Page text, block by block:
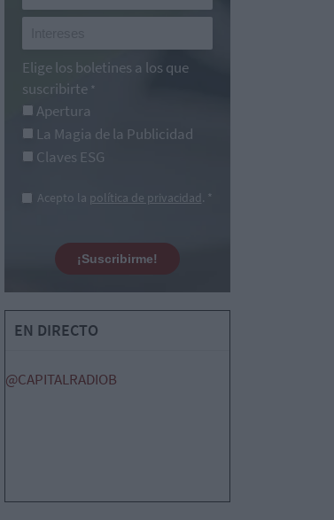
Elige los boletines a los que
suscribirte *
Apertura
La Magia de la Publicidad
Claves ESG
Acepto la política de privacidad. *
¡Suscribirme!
EN DIRECTO
@CAPITALRADIOB